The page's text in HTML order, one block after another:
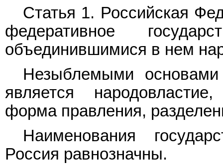
Статья 1. Российская
федеративное
объединившимися в нем
Незыблемыми основами
является
форма правления,
Наименования
Россия равнозначны.